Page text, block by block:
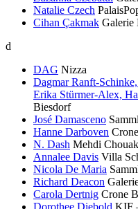
Natalie Czech
Cihan Çakmak
d
DAG Nizza
Dagmar Ranft-
Erika Stürmer-Alex,
Biesdorf
José Damasceno
Hanne Darboven
N. Dash Mehdi
Annalee Davis Villa
Nicola De Maria
Richard Deacon
Carola Dertnig Crone
Dorothee Diebold KIF